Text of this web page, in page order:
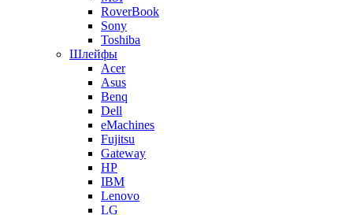
RoverBook
Sony
Toshiba
Шлейфы
Acer
Asus
Benq
Dell
eMachines
Fujitsu
Gateway
HP
IBM
Lenovo
LG